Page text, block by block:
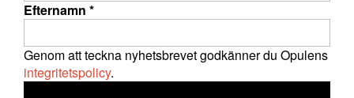
Efternamn *
Genom att teckna nyhetsbrevet godkänner du Opulens
integritetspolicy.